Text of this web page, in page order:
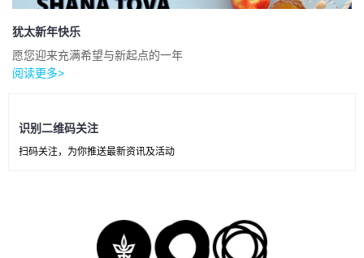
犹太新年快乐
愿您迎来充满希望与新起点的一年
阅读更多>
识别二维码关注
扫码关注，为你推送最新资讯及活动